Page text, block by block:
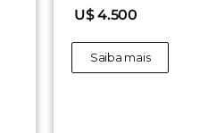
U$ 2.600 por pessoa
Saiba mais